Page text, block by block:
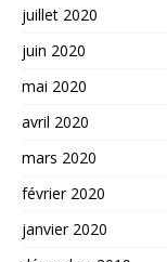
juillet 2020
juin 2020
mai 2020
avril 2020
mars 2020
février 2020
janvier 2020